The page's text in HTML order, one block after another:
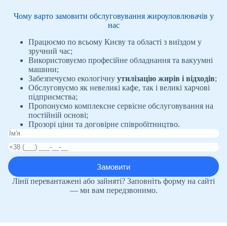
Чому варто замовити обслуговування жироуловлювачів у
нас
Працюємо по всьому Києву та області з виїздом у
зручний час;
Використовуємо професійне обладнання та вакуумні
машини;
Забезпечуємо екологічну утилізацію жирів і відходів;
Обслуговуємо як невеликі кафе, так і великі харчові
підприємства;
Пропонуємо комплексне сервісне обслуговування на
постійній основі;
Прозорі ціни та договірне співробітництво.
Лінії перевантажені або зайняті? Заповніть форму на сайті
— ми вам передзвонимо.